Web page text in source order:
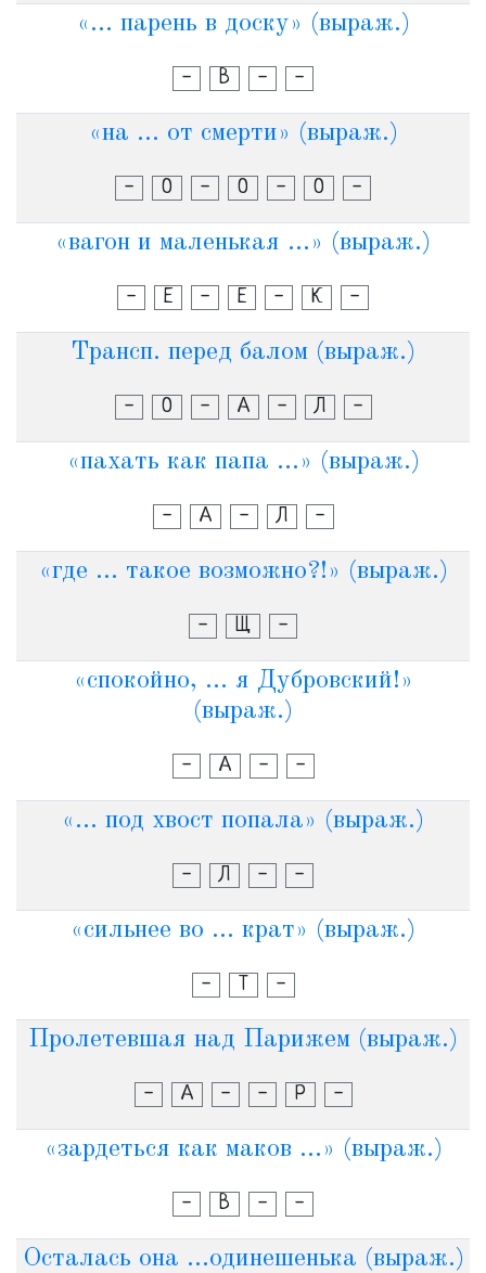
«... парень в доску» (выраж.)
- В - -
«на ... от смерти» (выраж.)
- О - О - О -
«вагон и маленькая ...» (выраж.)
- Е - Е - К -
Трансп. перед балом (выраж.)
- О - А - Л -
«пахать как папа ...» (выраж.)
- А - Л -
«где ... такое возможно?!» (выраж.)
- Щ -
«спокойно, ... я Дубровский!»
(выраж.)
- А - -
«... под хвост попала» (выраж.)
- Л - -
«сильнее во ... крат» (выраж.)
- Т -
Пролетевшая над Парижем (выраж.)
- А - - Р -
«зардеться как маков ...» (выраж.)
- В - -
Осталась она ...одинешенька (выраж.)